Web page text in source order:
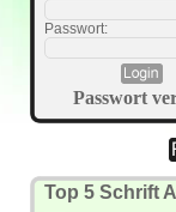
Passwort:
Passwort
Top 5 Schrift